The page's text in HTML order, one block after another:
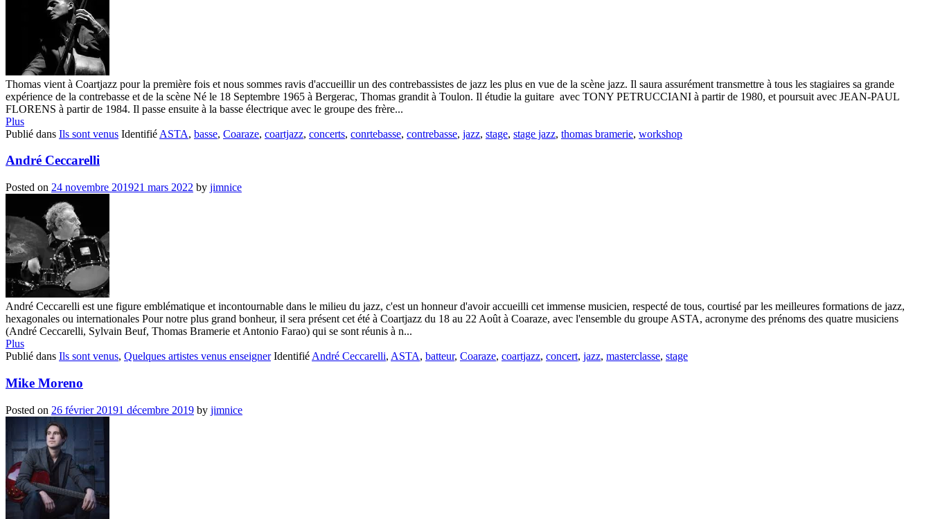
Thomas vient à Coartjazz pour la première fois et nous sommes ravis d'accueillir un des contrebassistes de jazz les plus en vue de la scène jazz. Il saura assurément transmettre à tous les stagiaires sa grande
expérience de la contrebasse et de la scène Né le 18 Septembre 1965 à Bergerac, Thomas grandit à Toulon. Il étudie la guitare avec TONY PETRUCCIANI à partir de 1980, et poursuit avec JEAN-PAUL
FLORENS à partir de 1984. Il passe ensuite à la basse électrique avec le groupe des frère...
Plus
Publié dans Ils sont venus Identifié ASTA, basse, Coaraze, coartjazz, concerts, conrtebasse, contrebasse, jazz, stage, stage jazz, thomas bramerie, workshop
André Ceccarelli
Posted on 24 novembre 201921 mars 2022 by jimnice
André Ceccarelli est une figure emblématique et incontournable dans le milieu du jazz, c'est un honneur d'avoir accueilli cet immense musicien, respecté de tous, courtisé par les meilleures formations de jazz,
hexagonales ou internationales Pour notre plus grand bonheur, il sera présent cet été à Coartjazz du 18 au 22 Août à Coaraze, avec l'ensemble du groupe ASTA, acronyme des prénoms des quatre musiciens
(André Ceccarelli, Sylvain Beuf, Thomas Bramerie et Antonio Farao) qui se sont réunis à n...
Plus
Publié dans Ils sont venus, Quelques artistes venus enseigner Identifié André Ceccarelli, ASTA, batteur, Coaraze, coartjazz, concert, jazz, masterclasse, stage
Mike Moreno
Posted on 26 février 20191 décembre 2019 by jimnice